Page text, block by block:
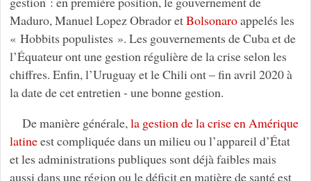
Maduro, Manuel Lopez Obrador etBolsonaroappelés les
« Hobbits populistes ». Les gouvernements de Cuba et de
l’Équateur ont une gestion régulière de la crise selon les
chiffres. Enfin, l’Uruguay et le Chili ont – fin avril 2020 à
la date de cet entretien - une bonne gestion.
De manière générale,la gestion de la crise en Amérique
latineest compliquée dans un milieu ou l’appareil d’État
et les administrations publiques sont déjà faibles mais
aussi dans une région ou le déficit en matière de santé est